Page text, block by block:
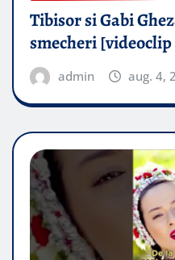
Tibisor si Gabi
smecheri
admin aug. 4,